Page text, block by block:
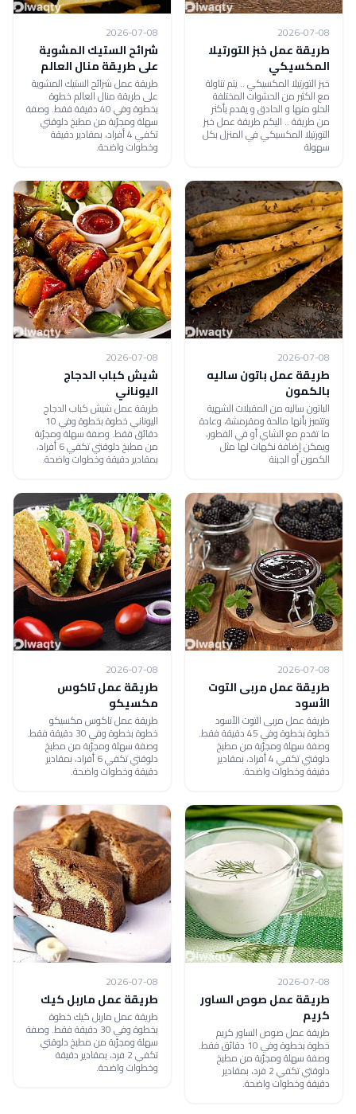
2026-07-08
طريقة عمل خبز التورتيلا
المكسيكي
خبز التورتيلا المكسيكي .. يتم تناولة
مع الكثير من الحشوات المختلفة
الحلو منها و الحادق و يقدم بأكثر
من طريقة .. اليكم طريقة عمل خبز
التورتيلا المكسيكي في المنزل بكل
سهولة
2026-07-08
شرائح الستيك المشوية
على طريقة منال العالم
طريقة عمل شرائح الستيك المشوية
على طريقة منال العالم خطوة
بخطوة وفي 40 دقيقة فقط. وصفة
سهلة ومجرّبة من مطبخ دلوقتي
تكفي 4 أفراد، بمقادير دقيقة
وخطوات واضحة.
2026-07-08
طريقة عمل باتون ساليه
بالكمون
الباتون ساليه من المقبلات الشهية
وتتميز بأنها مالحة ومقرمشة، وعادة
ما تقدم مع الشاي أو في الفطور،
ويمكن إضافة نكهات لها مثل
الكمون أو الجبنة
2026-07-08
شيش كباب الدجاج
اليوناني
طريقة عمل شيش كباب الدجاج
اليوناني خطوة بخطوة وفي 10
دقائق فقط. وصفة سهلة ومجرّبة
من مطبخ دلوقتي تكفي 6 أفراد،
بمقادير دقيقة وخطوات واضحة.
2026-07-08
طريقة عمل مربى التوت
الأسود
طريقة عمل مربى التوت الأسود
خطوة بخطوة وفي 45 دقيقة فقط.
وصفة سهلة ومجرّبة من مطبخ
دلوقتي تكفي 4 أفراد، بمقادير
دقيقة وخطوات واضحة.
2026-07-08
طريقة عمل تاكوس
مكسيكو
طريقة عمل تاكوس مكسيكو
خطوة بخطوة وفي 30 دقيقة فقط.
وصفة سهلة ومجرّبة من مطبخ
دلوقتي تكفي 6 أفراد، بمقادير
دقيقة وخطوات واضحة.
2026-07-08
طريقة عمل صوص الساور
كريم
طريقة عمل صوص الساور كريم
خطوة بخطوة وفي 10 دقائق فقط.
وصفة سهلة ومجرّبة من مطبخ
دلوقتي تكفي 2 فرد، بمقادير
دقيقة وخطوات واضحة.
2026-07-08
طريقة عمل ماربل كيك
طريقة عمل ماربل كيك خطوة
بخطوة وفي 30 دقيقة فقط. وصفة
سهلة ومجرّبة من مطبخ دلوقتي
تكفي 2 فرد، بمقادير دقيقة
وخطوات واضحة.